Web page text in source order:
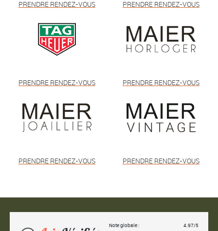
PRENDRE RENDEZ-VOUS PRENDRE RENDEZ-VOUS
PRENDRE RENDEZ-VOUS PRENDRE RENDEZ-VOUS
PRENDRE RENDEZ-VOUS PRENDRE RENDEZ-VOUS
Note globale : 4.97/5